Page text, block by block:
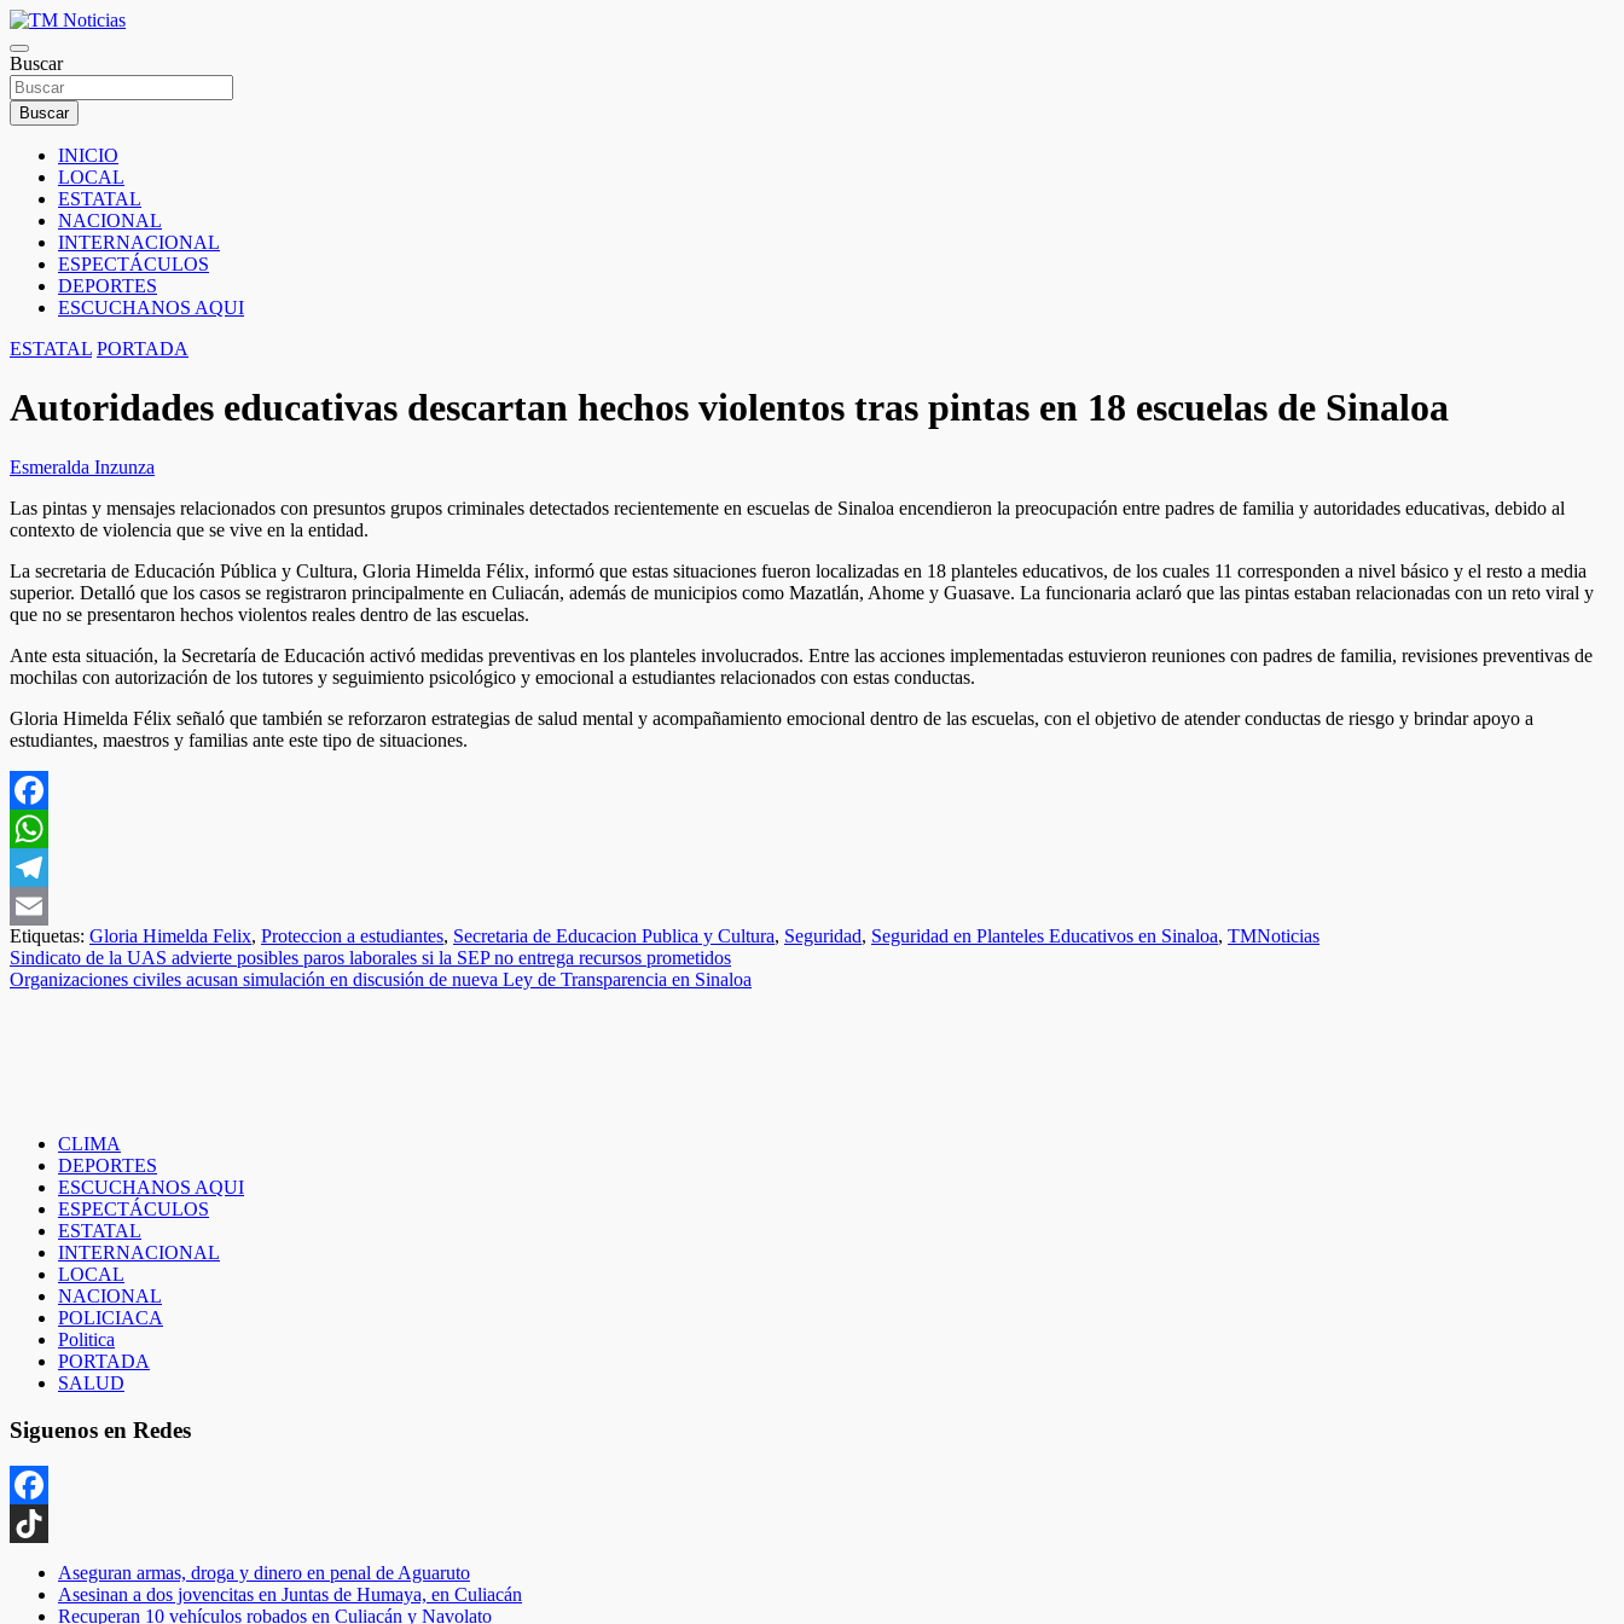
Saltar
al
contenido
TM Noticias
TM Noticias
Buscar
Buscar
INICIO
LOCAL
ESTATAL
NACIONAL
INTERNACIONAL
ESPECTÁCULOS
DEPORTES
ESCUCHANOS AQUI
ESTATAL PORTADA
Autoridades educativas descartan hechos violentos tras pintas en 18 escuelas de Sinaloa
Esmeralda Inzunza
Las pintas y mensajes relacionados con presuntos grupos criminales detectados recientemente en escuelas de Sinaloa encendieron la preocupación entre padres de familia y autoridades educativas, debido al
contexto de violencia que se vive en la entidad.
La secretaria de Educación Pública y Cultura, Gloria Himelda Félix, informó que estas situaciones fueron localizadas en 18 planteles educativos, de los cuales 11 corresponden a nivel básico y el resto a media
superior. Detalló que los casos se registraron principalmente en Culiacán, además de municipios como Mazatlán, Ahome y Guasave. La funcionaria aclaró que las pintas estaban relacionadas con un reto viral y
que no se presentaron hechos violentos reales dentro de las escuelas.
Ante esta situación, la Secretaría de Educación activó medidas preventivas en los planteles involucrados. Entre las acciones implementadas estuvieron reuniones con padres de familia, revisiones preventivas de
mochilas con autorización de los tutores y seguimiento psicológico y emocional a estudiantes relacionados con estas conductas.
Gloria Himelda Félix señaló que también se reforzaron estrategias de salud mental y acompañamiento emocional dentro de las escuelas, con el objetivo de atender conductas de riesgo y brindar apoyo a
estudiantes, maestros y familias ante este tipo de situaciones.
Facebook
WhatsApp
Telegram
Email
Etiquetas: Gloria Himelda Felix, Proteccion a estudiantes, Secretaria de Educacion Publica y Cultura, Seguridad, Seguridad en Planteles Educativos en Sinaloa, TMNoticias
Navegación
de
Sindicato de la UAS advierte posibles paros laborales si la SEP no entrega recursos prometidos
Organizaciones civiles acusan simulación en discusión de nueva Ley de Transparencia en Sinaloa
CLIMA
DEPORTES
ESCUCHANOS AQUI
ESPECTÁCULOS
ESTATAL
INTERNACIONAL
LOCAL
NACIONAL
POLICIACA
Politica
PORTADA
SALUD
Siguenos en Redes
Facebook
TikTok
Aseguran armas, droga y dinero en penal de Aguaruto
Asesinan a dos jovencitas en Juntas de Humaya, en Culiacán
Recuperan 10 vehículos robados en Culiacán y Navolato